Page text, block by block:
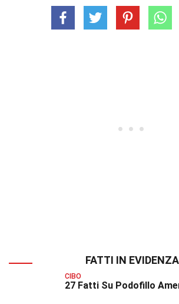
FATTI IN EVIDENZA
CIBO
27 Fatti Su Podofillo